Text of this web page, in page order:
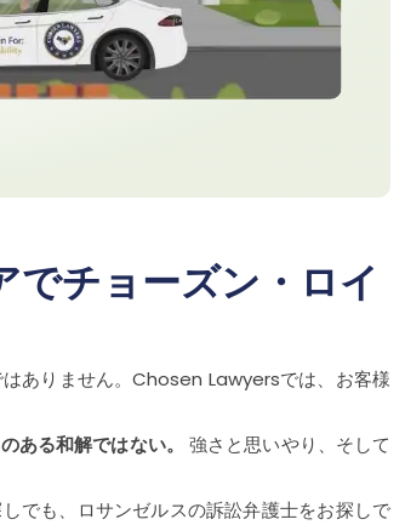
でチョーズン・ロイ
ありません。Chosen Lawyersでは、お客様
ある和解ではない。
強さと思いやり、そして
でも、ロサンゼルスの訴訟弁護士をお探しで